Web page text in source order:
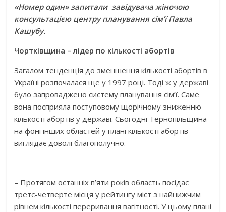
«Номер один» запитали завідувача жіночою
консультацією центру планування сім’ї Павла
Кашубу.
Чортківщина – лідер по кількості абортів
Загалом тенденція до зменшення кількості абортів в
Україні розпочалася ще у 1997 році. Тоді ж у державі
було запроваджено систему планування сім’ї. Саме
вона посприяла поступовому щорічному зниженню
кількості абортів у державі. Сьогодні Тернопільщина
на фоні інших областей у плані кількості абортів
виглядає доволі благополучно.
– Протягом останніх п’яти років область посідає
третє-четверте місця у рейтингу міст з найнижчим
рівнем кількості переривання вагітності. У цьому плані